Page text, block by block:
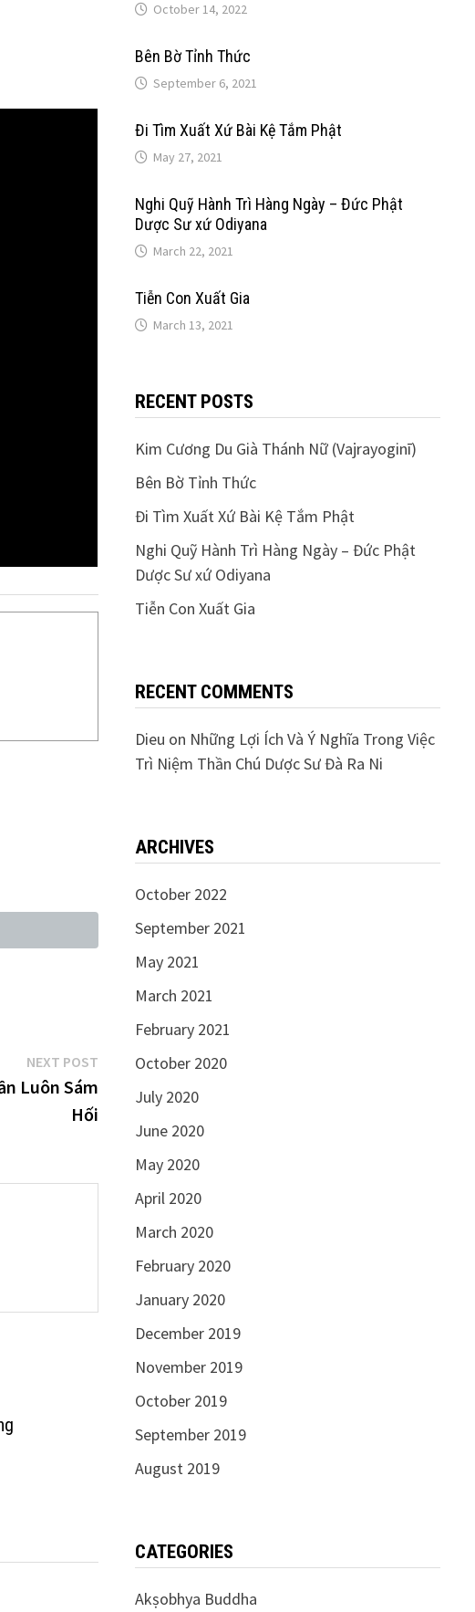
NEXT POSTNext
post:
Luôn Sám
Hối
October 14, 2022
Bên Bờ Tỉnh Thức
September 6, 2021
Đi Tìm Xuất Xứ Bài Kệ Tắm Phật
May 27, 2021
Nghi Quỹ Hành Trì Hàng Ngày – Đức Phật
Dược Sư xứ Odiyana
March 22, 2021
Tiễn Con Xuất Gia
March 13, 2021
RECENT POSTS
Kim Cương Du Già Thánh Nữ (Vajrayoginī)
Bên Bờ Tỉnh Thức
Đi Tìm Xuất Xứ Bài Kệ Tắm Phật
Nghi Quỹ Hành Trì Hàng Ngày – Đức Phật
Dược Sư xứ Odiyana
Tiễn Con Xuất Gia
RECENT COMMENTS
Dieu on Những Lợi Ích Và Ý Nghĩa Trong Việc
Trì Niệm Thần Chú Dược Sư Đà Ra Ni
ARCHIVES
October 2022
September 2021
May 2021
March 2021
February 2021
October 2020
July 2020
June 2020
May 2020
April 2020
March 2020
February 2020
January 2020
December 2019
November 2019
October 2019
September 2019
August 2019
CATEGORIES
Akṣobhya Buddha